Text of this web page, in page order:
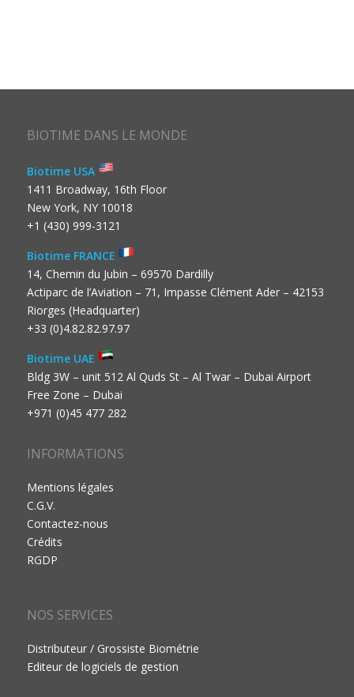
BIOTIME DANS LE MONDE
Biotime USA
1411 Broadway, 16th Floor
New York, NY 10018
+1 (430) 999-3121
Biotime FRANCE
14, Chemin du Jubin – 69570 Dardilly
Actiparc de l’Aviation – 71, Impasse Clément Ader – 42153
Riorges (Headquarter)
+33 (0)4.82.82.97.97
Biotime UAE
Bldg 3W – unit 512 Al Quds St – Al Twar – Dubai Airport
Free Zone – Dubai
+971 (0)45 477 282
INFORMATIONS
Mentions légales
C.G.V.
Contactez-nous
Crédits
RGDP
NOS SERVICES
Distributeur / Grossiste Biométrie
Editeur de logiciels de gestion